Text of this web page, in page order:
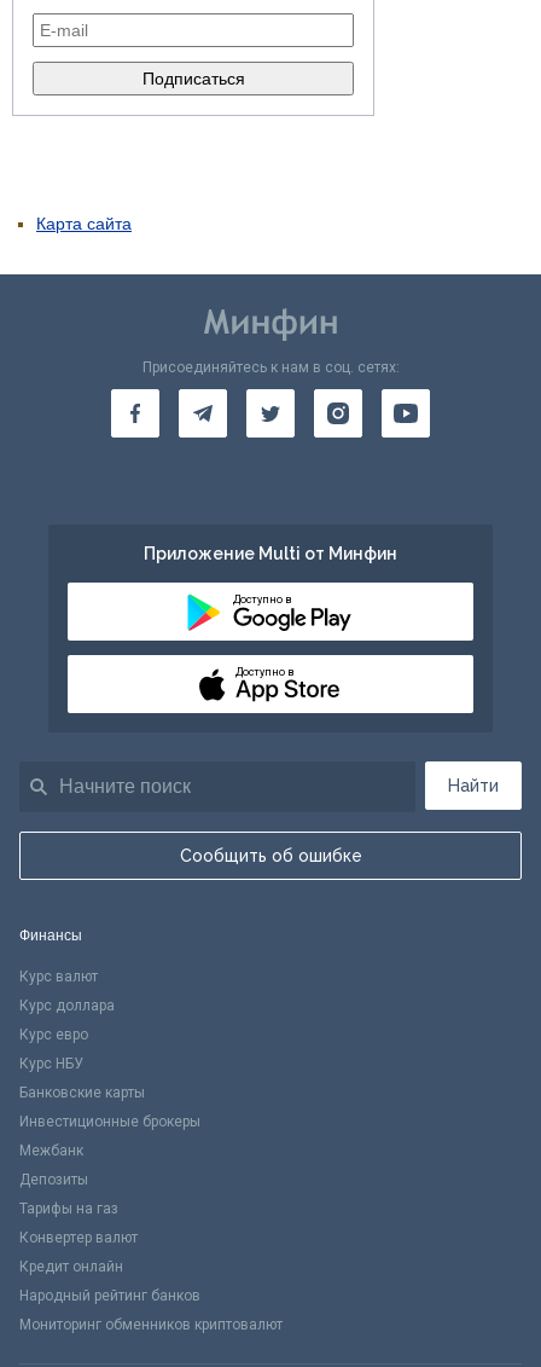
Карта сайта
Найти
Сообщить об ошибке
Присоединяйтесь к нам в соц. сетях:
Приложение Multi от Минфин
Доступно в
Доступно в
Финансы
Курс валют
Курс доллара
Курс евро
Курс НБУ
Банковские карты
Инвестиционные брокеры
Межбанк
Депозиты
Тарифы на газ
Конвертер валют
Кредит онлайн
Народный рейтинг банков
Мониторинг обменников криптовалют